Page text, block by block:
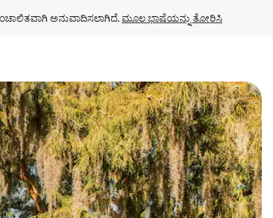
ಅನುವಾದಿಸಲಾಗಿದೆ. ಮೂಲ ಭಾಷೆಯನ್ನು ತೋರಿಸಿ